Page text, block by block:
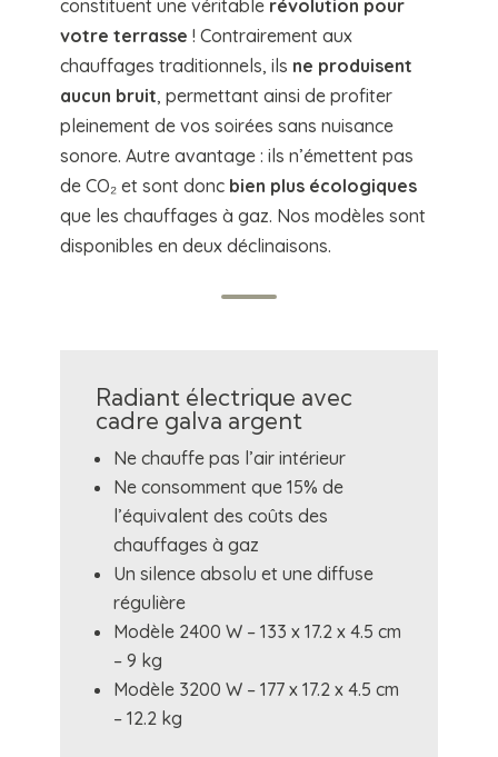
constituent une véritable révolution pour
votre terrasse ! Contrairement aux
chauffages traditionnels, ils ne produisent
aucun bruit, permettant ainsi de profiter
pleinement de vos soirées sans nuisance
sonore. Autre avantage : ils n’émettent pas
de CO₂ et sont donc bien plus écologiques
que les chauffages à gaz. Nos modèles sont
disponibles en deux déclinaisons.
Radiant électrique avec
cadre galva argent
Ne chauffe pas l’air intérieur
Ne consomment que 15% de
l’équivalent des coûts des
chauffages à gaz
Un silence absolu et une diffuse
régulière
Modèle 2400 W – 133 x 17.2 x 4.5 cm
– 9 kg
Modèle 3200 W – 177 x 17.2 x 4.5 cm
– 12.2 kg